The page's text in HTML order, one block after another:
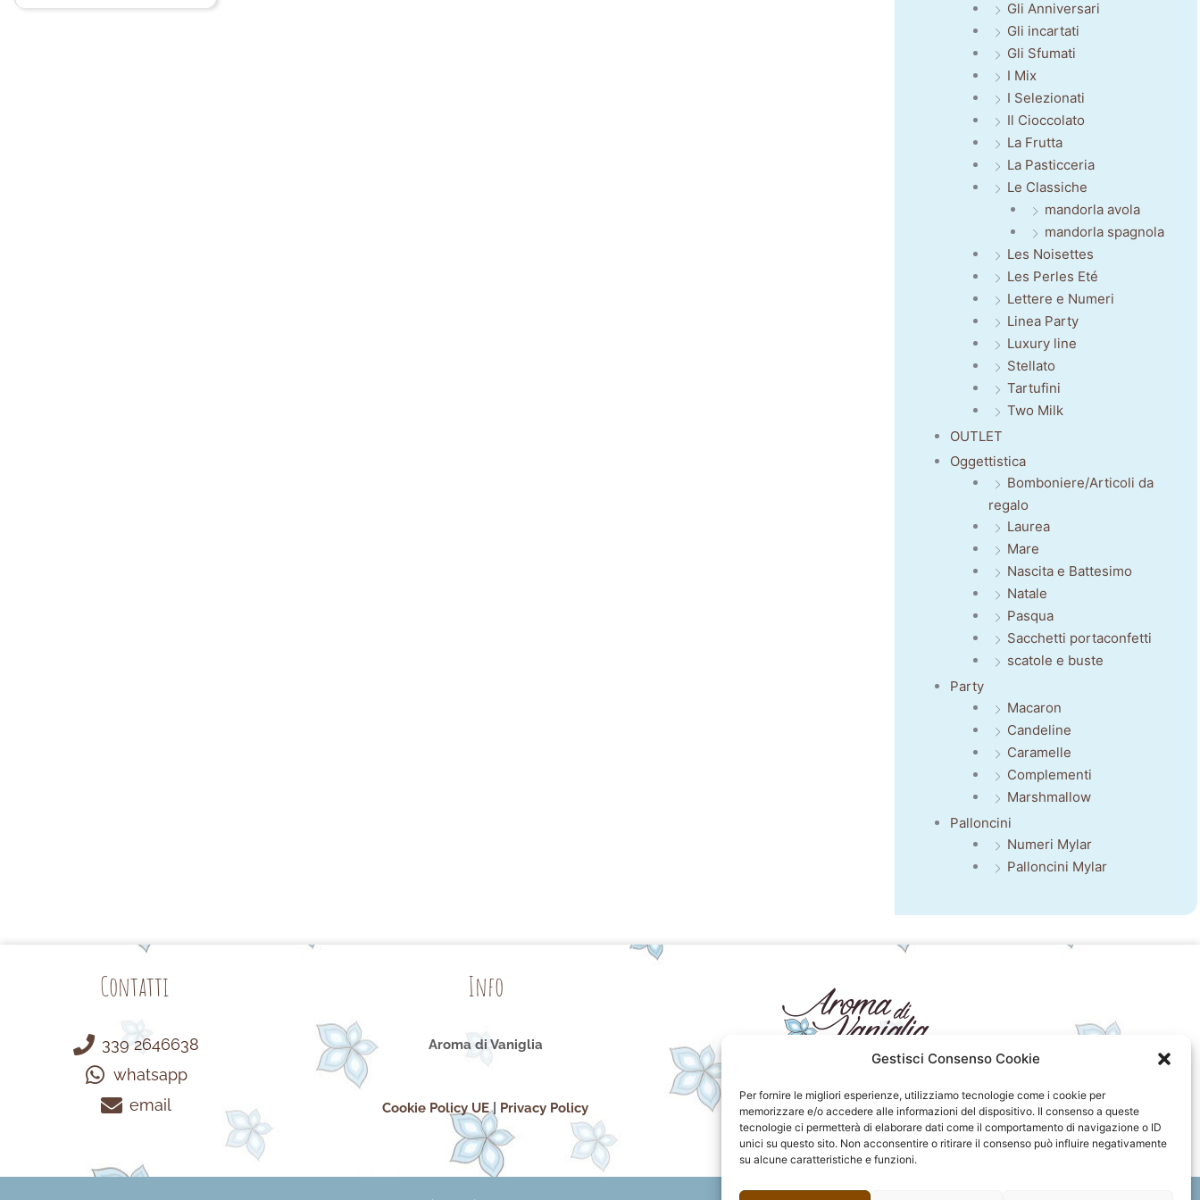
Gestisci Consenso Cookie
Per fornire le migliori esperienze, utilizziamo tecnologie come i cookie per
memorizzare e/o accedere alle informazioni del dispositivo. Il consenso a queste
tecnologie ci permetterà di elaborare dati come il comportamento di navigazione o ID
unici su questo sito. Non acconsentire o ritirare il consenso può influire negativamente
su alcune caratteristiche e funzioni.
Gli Anniversari
Gli incartati
Gli Sfumati
I Mix
I Selezionati
Il Cioccolato
La Frutta
La Pasticceria
Le Classiche
mandorla avola
mandorla spagnola
Les Noisettes
Les Perles Eté
Lettere e Numeri
Linea Party
Luxury line
Stellato
Tartufini
Two Milk
OUTLET
Oggettistica
Bomboniere/Articoli da
regalo
Laurea
Mare
Nascita e Battesimo
Natale
Pasqua
Sacchetti portaconfetti
scatole e buste
Party
Macaron
Candeline
Caramelle
Complementi
Marshmallow
Palloncini
Numeri Mylar
Palloncini Mylar
Contatti
339 2646638
whatsapp
email
Info
Aroma di Vaniglia
Cookie Policy UE| Privacy Policy
F
a
c
e
I
n
s
t
P
i
n
t
F
l
i
c